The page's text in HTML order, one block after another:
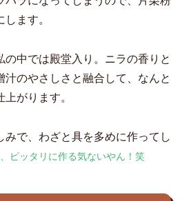
ます。
の中では殿堂入り。ニラの香りと
のやさしさと融合して、なんと
がります。
みで、わざと具を多めに作ってし
ピッタリに作る気ないやん！笑